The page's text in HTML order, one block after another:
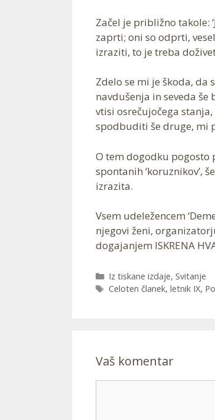
Začel je približno takole:
zaprti; oni so odprti,
izraziti, to je treba
Zdelo se mi je škoda, da
navdušenja in seveda
vtisi osrečujočega
spodbuditi še druge, mi
O tem dogodku pogosto
spontanih ‘koruznikov’,
izrazita.
Vsem udeležencem
njegovi ženi,
dogajanjem ISKRENA
Categories
Iz tiskane izdaje, Svitanje
Tags
Celoten članek, letnik IX,
Vaš komentar